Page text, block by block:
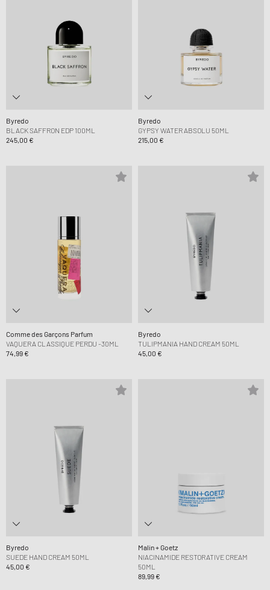
Byredo
BLACK SAFFRON EDP 100ML
245,00 €
Byredo
GYPSY WATER ABSOLU 50ML
215,00 €
Comme des Garçons Parfum
VAQUERA CLASSIQUE PERDU -30ML
74,99 €
Byredo
TULIPMANIA HAND CREAM 50ML
45,00 €
Byredo
SUEDE HAND CREAM 50ML
45,00 €
Malin + Goetz
NIACINAMIDE RESTORATIVE CREAM
50ML
89,99 €